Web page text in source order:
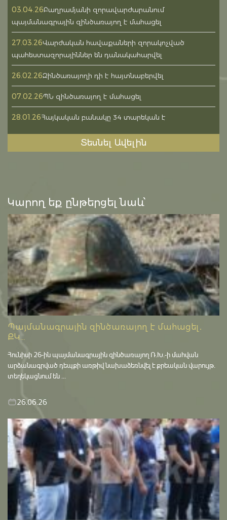
03.04.26Բաղրամյանի զորավարժարանում
պայմանագրային զինծառայող է մահացել
27.03.26Վարժական հավաքաների զորակոչված
պահեստազորայիններ են դանակահարվել
26.02.26Զինծառայողի դի է հայտնաբերվել
07.02.26ՊՆ զինծառայող է մահացել
28.01.26Հայկական բանակը 34 տարեկան է
Տեսնել Ավելին
Կարող եք ընթերցել նաև՝
Պայմանագրային զինծառայող է մահացել․
ՔԿ...
Հունիսի 26-ին պայմանագրային զինծառայող Ռ.Խ.-ի մահվան
արձանագրված դեպքի առթիվ նախաձեռնվել է քրեական վարույթ․
տեղեկացնում են ...
26.06.26